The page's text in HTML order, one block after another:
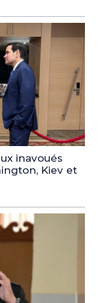
inavoués
Kiev et